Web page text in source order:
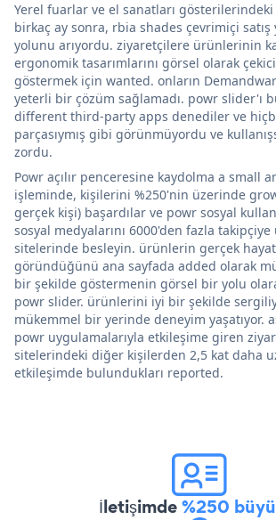
Yerel fuarlar ve el sanatları
birkaç ay sonra, rbia shades çevrimiçi satış
yolunu arıyordu. ziyaretçilere ürünlerinin
ergonomik tasarımlarını görsel olarak
göstermek için wanted. onların
yeterli bir çözüm sağlamadı. powr slider'ı
different third-party apps denediler ve
parçasıymış gibi görünmüyordu ve
zordu.
Powr açılır penceresine kaydolma a small
işleminde, kişilerini %250'nin üzerinde
gerçek kişi) başardılar ve powr sosyal
sosyal medyalarını 6000'den fazla takipçiye
sitelerinde besleyin. ürünlerin gerçek
göründüğünü ana sayfada added olarak
bir şekilde göstermenin görsel bir yolu
powr slider. ürünlerini iyi bir şekilde
mükemmel bir yerinde deneyim yaşatıyor.
powr uygulamalarıyla etkileşime giren
sitelerindeki diğer kişilerden 2,5 kat daha
etkileşimde bulundukları reported.
İletişimde%250